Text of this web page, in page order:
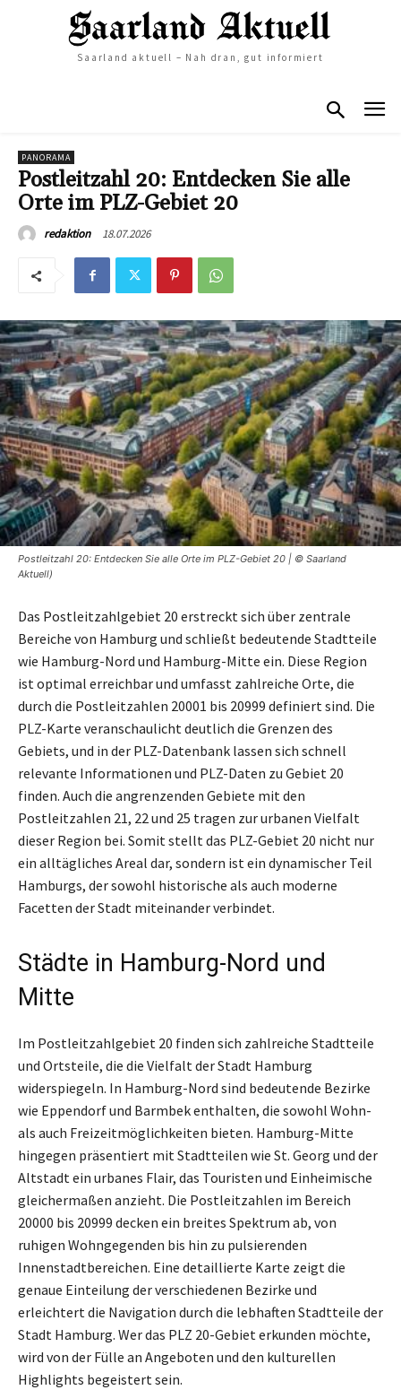
Saarland aktuell – Nah dran, gut informiert
PANORAMA
Postleitzahl 20: Entdecken Sie alle
Orte im PLZ-Gebiet 20
redaktion 18.07.2026
Postleitzahl 20: Entdecken Sie alle Orte im PLZ-Gebiet 20 | © Saarland
Aktuell)
Das Postleitzahlgebiet 20 erstreckt sich über zentrale
Bereiche von Hamburg und schließt bedeutende Stadtteile
wie Hamburg-Nord und Hamburg-Mitte ein. Diese Region
ist optimal erreichbar und umfasst zahlreiche Orte, die
durch die Postleitzahlen 20001 bis 20999 definiert sind. Die
PLZ-Karte veranschaulicht deutlich die Grenzen des
Gebiets, und in der PLZ-Datenbank lassen sich schnell
relevante Informationen und PLZ-Daten zu Gebiet 20
finden. Auch die angrenzenden Gebiete mit den
Postleitzahlen 21, 22 und 25 tragen zur urbanen Vielfalt
dieser Region bei. Somit stellt das PLZ-Gebiet 20 nicht nur
ein alltägliches Areal dar, sondern ist ein dynamischer Teil
Hamburgs, der sowohl historische als auch moderne
Facetten der Stadt miteinander verbindet.
Städte in Hamburg-Nord und
Mitte
Im Postleitzahlgebiet 20 finden sich zahlreiche Stadtteile
und Ortsteile, die die Vielfalt der Stadt Hamburg
widerspiegeln. In Hamburg-Nord sind bedeutende Bezirke
wie Eppendorf und Barmbek enthalten, die sowohl Wohn-
als auch Freizeitmöglichkeiten bieten. Hamburg-Mitte
hingegen präsentiert mit Stadtteilen wie St. Georg und der
Altstadt ein urbanes Flair, das Touristen und Einheimische
gleichermaßen anzieht. Die Postleitzahlen im Bereich
20000 bis 20999 decken ein breites Spektrum ab, von
ruhigen Wohngegenden bis hin zu pulsierenden
Innenstadtbereichen. Eine detaillierte Karte zeigt die
genaue Einteilung der verschiedenen Bezirke und
erleichtert die Navigation durch die lebhaften Stadtteile der
Stadt Hamburg. Wer das PLZ 20-Gebiet erkunden möchte,
wird von der Fülle an Angeboten und den kulturellen
Highlights begeistert sein.